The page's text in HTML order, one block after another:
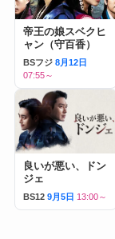
帝王の娘スベクヒ
ャン（守百香）
BSフジ 8月12日
07:55～
良いが悪い、ドン
ジェ
BS12 9月5日 13:00～